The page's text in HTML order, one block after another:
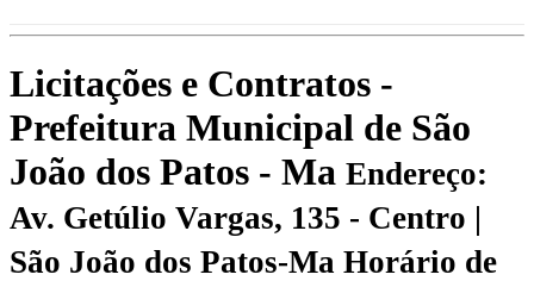
Licitações e Contratos -
Prefeitura Municipal de São
João dos Patos - Ma Endereço:
Av. Getúlio Vargas, 135 - Centro |
São João dos Patos-Ma Horário de